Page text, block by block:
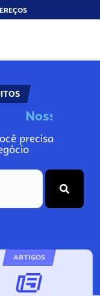
Noss
precisa
ARTIGOS